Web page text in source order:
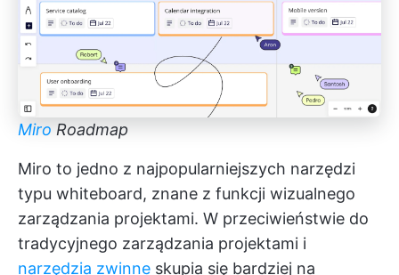
Miro Roadmap
Miro to jedno z najpopularniejszych narzędzi
typu whiteboard, znane z funkcji wizualnego
zarządzania projektami. W przeciwieństwie do
tradycyjnego zarządzania projektami i
narzędzia zwinne skupia się bardziej na